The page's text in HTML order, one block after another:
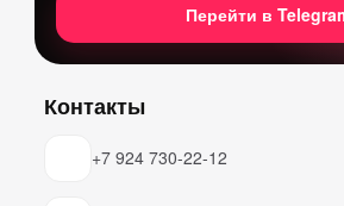
Перейти в
Контакты
+7 924 730-22-12